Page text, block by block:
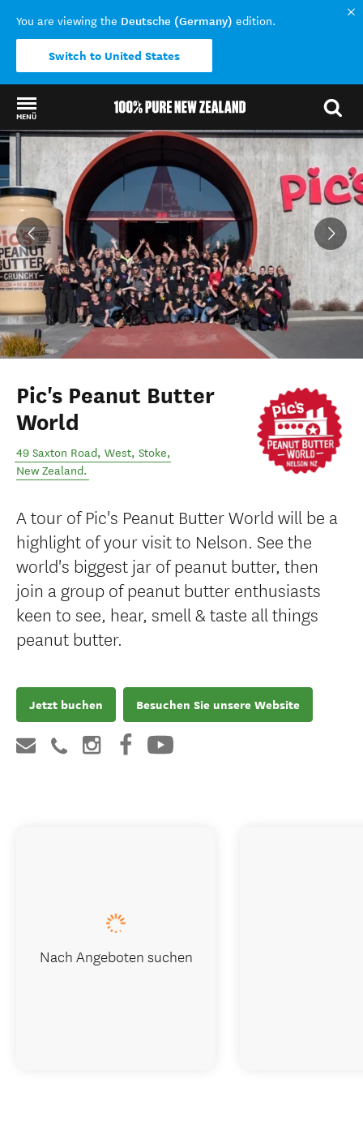
You are viewing the Deutsche (Germany) edition.
Switch to United States
MENÜ
Back to my results
Pic's Peanut Butter
World
49 Saxton Road, West, Stoke,
New Zealand.
A tour of Pic's Peanut Butter World will be a
highlight of your visit to Nelson. See the
world's biggest jar of peanut butter, then
join a group of peanut butter enthusiasts
keen to see, hear, smell & taste all things
peanut butter.
Jetzt buchen Besuchen Sie unsere Website
Nach Angeboten suchen